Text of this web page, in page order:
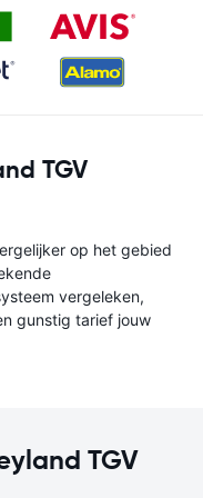
TGV
op het gebied
vergeleken,
gunstig tarief jouw
TGV